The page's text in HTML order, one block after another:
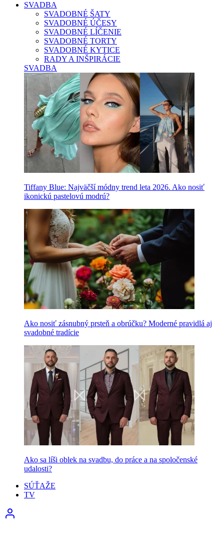
SVADBA
SVADOBNÉ ŠATY
SVADOBNÉ ÚČESY
SVADOBNÉ LÍČENIE
SVADOBNÉ TORTY
SVADOBNÉ KYTICE
RADY A INŠPIRÁCIE
SVADBA
Tiffany Blue: Najväčší módny trend leta 2026. Ako nosiť
ikonickú pastelovú modrú?
Ako nosiť zásnubný prsteň a obrúčku? Moderné pravidlá aj
svadobné tradície
Ako sa líši oblek na svadbu, do práce a na spoločenské
udalosti?
SÚŤAŽE
TV